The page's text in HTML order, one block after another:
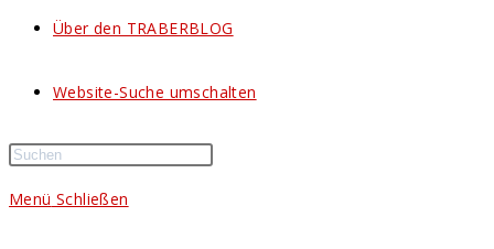
Über den TRABERBLOG
Website-Suche umschalten
Menü Schließen